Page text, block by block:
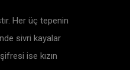
Her üç tepenin
sivri kayalar
ise kızın